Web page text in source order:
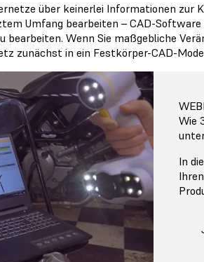
über keinerlei Informationen zur
Umfang bearbeiten – CAD-Software
bearbeiten. Wenn Sie maßgebliche
zunächst in ein Festkörper-CAD-
Wie
In